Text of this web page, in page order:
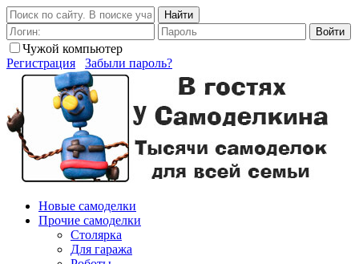
Найти
Войти
Чужой компьютер
Регистрация
Забыли пароль?
Новые самоделки
Прочие самоделки
Столярка
Для гаража